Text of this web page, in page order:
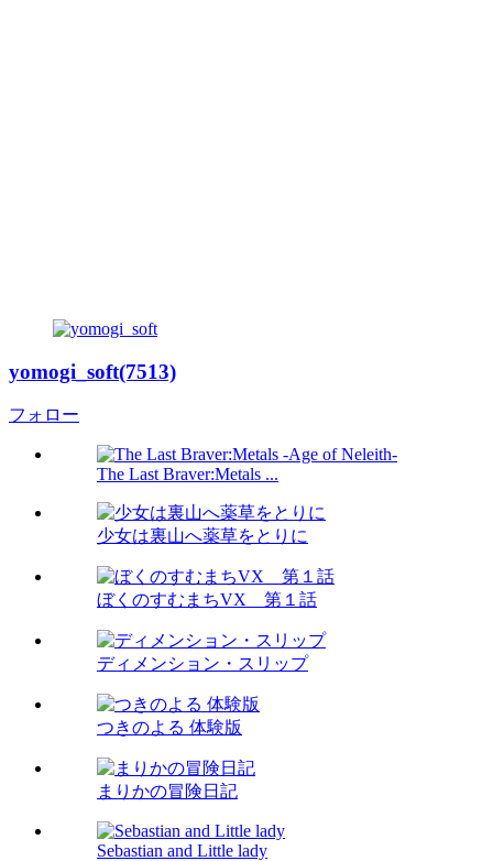
yomogi_soft(7513)
フォロー
The Last Braver:Metals ...
少女は裏山へ薬草をとりに
ぼくのすむまちVX 第１話
ディメンション・スリップ
つきのよる 体験版
まりかの冒険日記
Sebastian and Little lady